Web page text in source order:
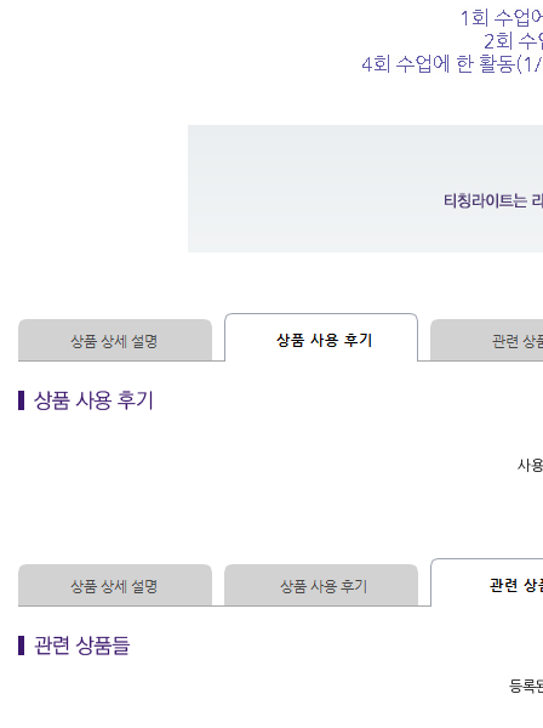
사
등록